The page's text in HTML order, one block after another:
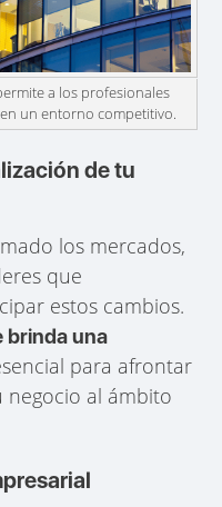
a los profesionales
un entorno competitivo.
de tu
los mercados,
que
estos cambios.
brinda una
para afrontar
negocio al ámbito